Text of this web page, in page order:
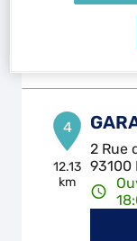
4
12.13
km
2 Rue
93100